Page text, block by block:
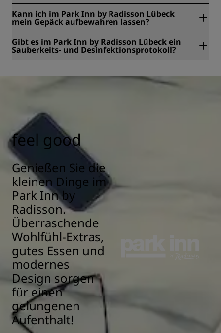
Nichtraucherhotel.
Kann ich im Park Inn by Radisson Lübeck
mein Gepäck aufbewahren lassen?
Gepäckaufbewahrung verfügbar.
Gibt es im Park Inn by Radisson Lübeck ein
Sauberkeits- und Desinfektionsprotokoll?
unserer Gäste zu gewährleisten. Hier erfahren Sie mehr:
feel good
Genießen Sie die
kleinen Dinge im
Park Inn by
Radisson.
Überraschende
Wohlfühl-Extras,
gutes Essen und
modernes
Design sorgen
für einen
gelungenen
Aufenthalt!